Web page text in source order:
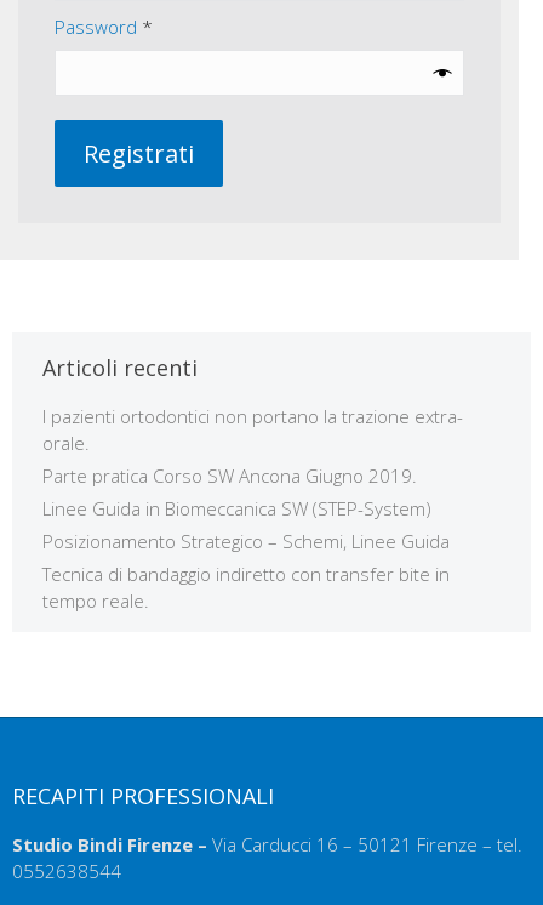
Password *
Registrati
Articoli recenti
I pazienti ortodontici non portano la trazione extra-
orale.
Parte pratica Corso SW Ancona Giugno 2019.
Linee Guida in Biomeccanica SW (STEP-System)
Posizionamento Strategico – Schemi, Linee Guida
Tecnica di bandaggio indiretto con transfer bite in
tempo reale.
RECAPITI PROFESSIONALI
Studio Bindi Firenze – Via Carducci 16 – 50121 Firenze – tel.
0552638544